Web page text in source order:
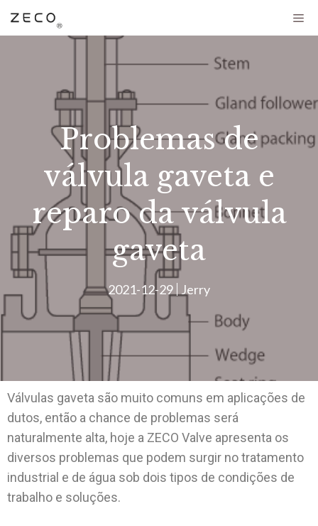
Problemas de
válvula gaveta e
reparo da válvula
gaveta
2021-12-29 Jerry
Válvulas gaveta são muito comuns em aplicações de
dutos, então a chance de problemas será
naturalmente alta, hoje a ZECO Valve apresenta os
diversos problemas que podem surgir no tratamento
industrial e de água sob dois tipos de condições de
trabalho e soluções.